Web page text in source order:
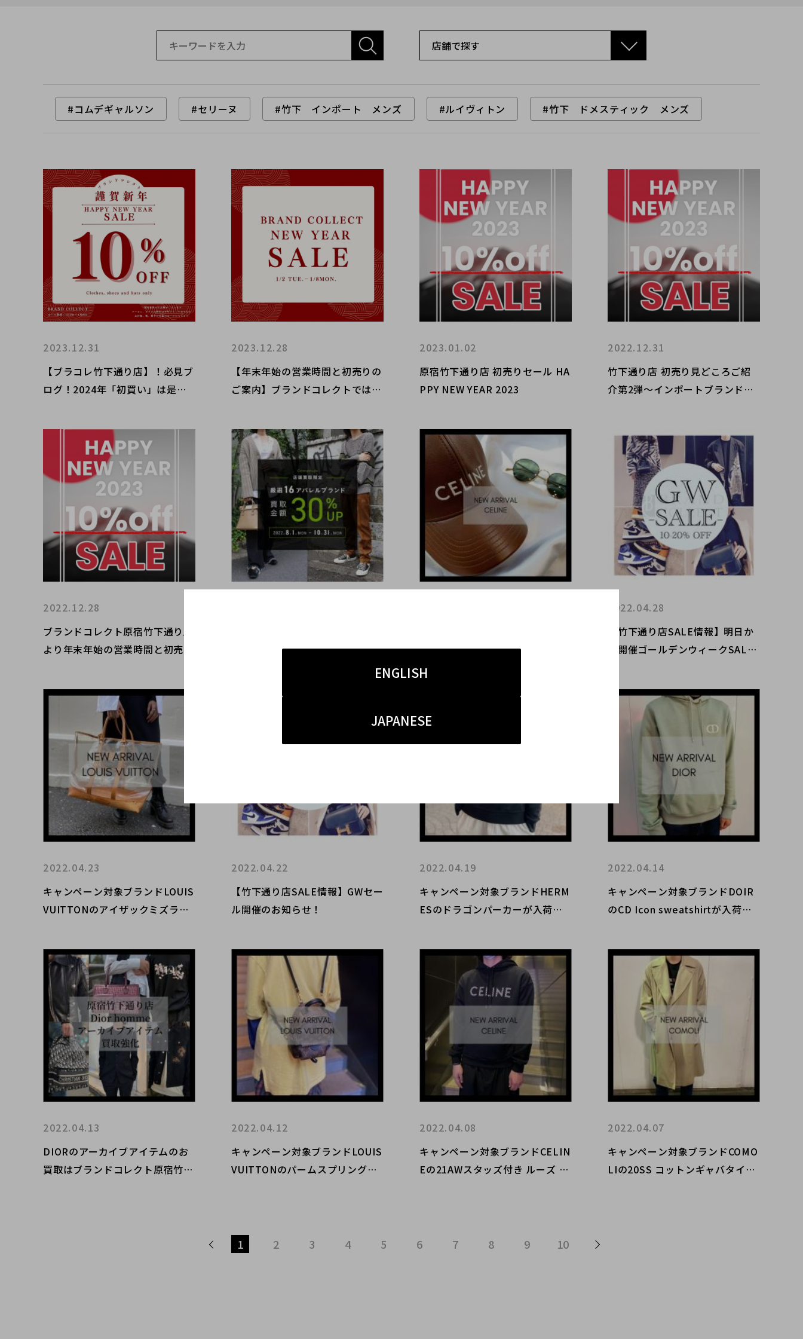
ENGLISH
JAPANESE
#コムデギャルソン #セリーヌ #竹下 インポート メンズ #ルイヴィトン #竹下 ドメスティック メンズ
【ブラコレ竹下通り店】！必見ブ
ログ！2024年「初買い」は是非
2023.12.31
【年末年始の営業時間と初売りの
ご案内】ブランドコレクトではN
2023.12.28
原宿竹下通り店 初売りセール HA
PPY NEW YEAR 2023
2023.01.02
竹下通り店 初売り見どころご紹
介第2弾～インポートブランド編
2022.12.31
ブランドコレクト原宿竹下通り店
より年末年始の営業時間と初売り
2022.12.28
amamotoなどが買取30％UP !?
物アイテムをご紹介。
【竹下通り店SALE情報】明日か
ら開催ゴールデンウィークSALE
2022.04.28
キャンペーン対象ブランドLOUIS
VUITTONのアイザックミズラヒ
2022.04.23
【竹下通り店SALE情報】GWセー
ル開催のお知らせ！
2022.04.22
キャンペーン対象ブランドHERM
ESのドラゴンパーカーが入荷し
2022.04.19
キャンペーン対象ブランドDOIR
のCD Icon sweatshirtが入荷し
2022.04.14
DIORのアーカイブアイテムのお
買取はブランドコレクト原宿竹下
2022.04.13
キャンペーン対象ブランドLOUIS
VUITTONのパームスプリングス
2022.04.12
キャンペーン対象ブランドCELIN
Eの21AWスタッズ付き ルーズ ス
2022.04.08
キャンペーン対象ブランドCOMO
LIの20SS コットンギャバタイロ
2022.04.07
1 2 3 4 5 6 7 8 9 10